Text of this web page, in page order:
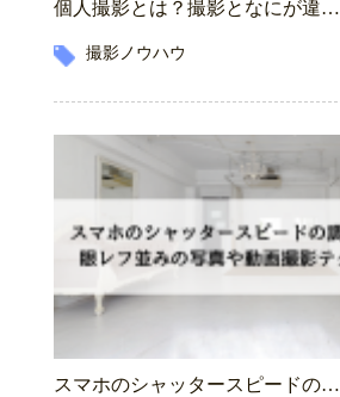
個人撮影とは？撮影となにが違…
撮影ノウハウ
スマホのシャッタースピードの…